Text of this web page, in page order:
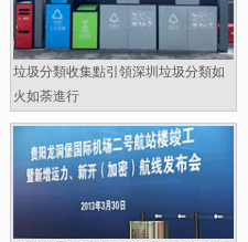
垃圾分類收集點引領深圳垃圾分類如
火如荼進行